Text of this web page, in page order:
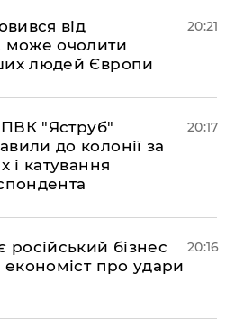
від
може очолити
людей Європи
20:21
ПВК "Яструб"
до колонії за
і катування
20:17
російський бізнес
економіст про удари
20:16